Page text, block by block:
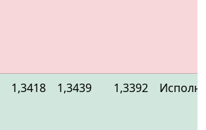
1,3418 1,3439 1,3392